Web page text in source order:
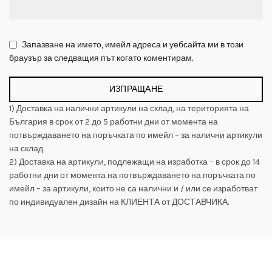
Запазване на името, имейл адреса и уебсайта ми в този
браузър за следващия път когато коментирам.
1) Доставка на налични артикули на склад, на територията на
България в срок oт 2 до 5 работни дни от момента на
потвърждаването на поръчката по имейл – за налични артикули
на склад.
2) Доставка на артикули, подлежащи на изработка – в срок до 14
работни дни от момента на потвърждаването на поръчката по
имейл – за артикули, които не са налични и / или се изработват
по индивидуален дизайн на КЛИЕНТА от ДОСТАВЧИКА.